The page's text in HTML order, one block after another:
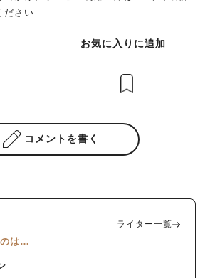
ださい
お気に入りに追加
コメントを書く
ライター一覧
のは…